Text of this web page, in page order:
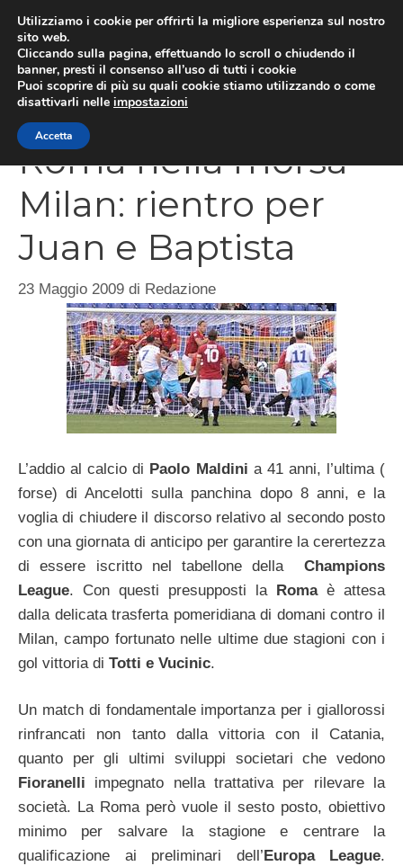
contenuto
Roma nella morsa
Milan: rientro per
Juan e Baptista
23 Maggio 2009 di Redazione
L’addio al calcio di Paolo Maldini a 41 anni, l’ultima (
forse) di Ancelotti sulla panchina dopo 8 anni, e la
voglia di chiudere il discorso relativo al secondo posto
con una giornata di anticipo per garantire la cerertezza
di essere iscritto nel tabellone della Champions
League. Con questi presupposti la Romaè attesa
dalla delicata trasferta pomeridiana di domani contro il
Milan, campo fortunato nelle ultime due stagioni con i
gol vittoria di Totti e Vucinic.
Un match di fondamentale importanza per i giallorossi
rinfrancati non tanto dalla vittoria con il Catania,
quanto per gli ultimi sviluppi societari che vedono
Fioranelli impegnato nella trattativa per rilevare la
società. La Roma però vuole il sesto posto, obiettivo
minimo per salvare la stagione e centrare la
qualificazione ai preliminari dell’ Europa League.
Utilizziamo i cookie per offrirti la migliore esperienza sul nostro
sito web.
Cliccando sulla pagina, effettuando lo scroll o chiudendo il
banner, presti il consenso all’uso di tutti i cookie
Puoi scoprire di più su quali cookie stiamo utilizzando o come
disattivarli nelle impostazioni
Accetta